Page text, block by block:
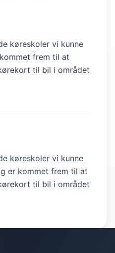
køreskoler vi kunne
frem til at
til bil i området
køreskoler vi kunne
er kommet frem til at
til bil i området